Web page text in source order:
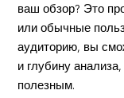
ваш обзор? Это
или обычные
аудиторию, вы
и глубину
полезным.